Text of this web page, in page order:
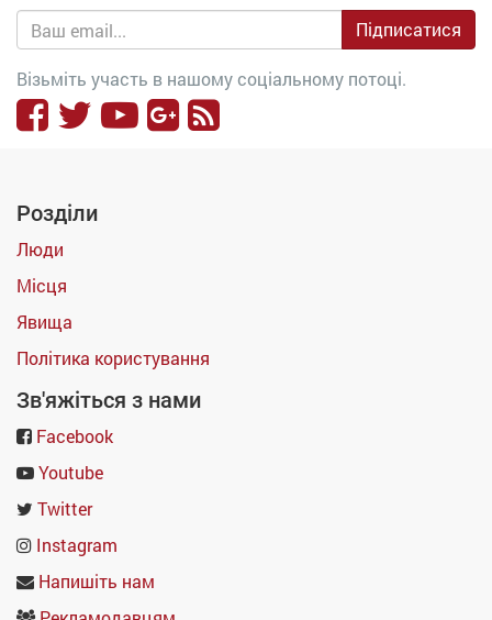
Підписатися
Візьміть участь в нашому соціальному потоці.
Розділи
Люди
Місця
Явища
Політика користування
Зв'яжіться з нами
Facebook
Youtube
Twitter
Instagram
Напишіть нам